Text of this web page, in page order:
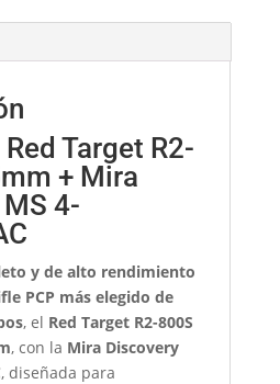
Target R2-
+ Mira
4-
y de alto rendimiento
PCP más elegido de
, el Red Target R2-800S
, con la Mira Discovery
, diseñada para